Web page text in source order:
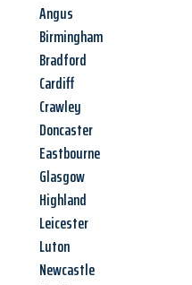
Angus
Birmingham
Bradford
Cardiff
Crawley
Doncaster
Eastbourne
Glasgow
Highland
Leicester
Luton
Newcastle